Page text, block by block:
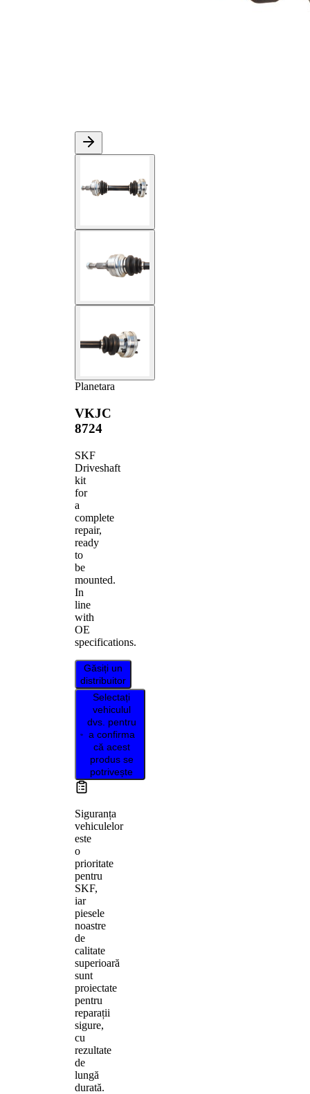
Planetara
VKJC
8724
SKF
Driveshaft
kit
for
a
complete
repair,
ready
to
be
mounted.
In
line
with
OE
specifications.
Găsiți un
distribuitor
Selectați
vehiculul
dvs. pentru
a confirma
că acest
produs se
potrivește
Siguranța
vehiculelor
este
o
prioritate
pentru
SKF,
iar
piesele
noastre
de
calitate
superioară
sunt
proiectate
pentru
reparații
sigure,
cu
rezultate
de
lungă
durată.